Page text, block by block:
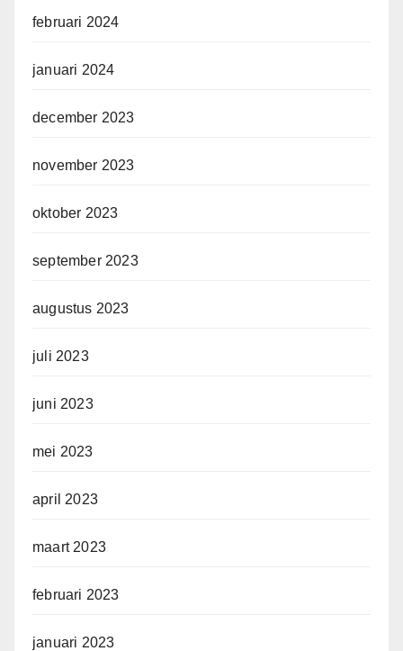
februari 2024
januari 2024
december 2023
november 2023
oktober 2023
september 2023
augustus 2023
juli 2023
juni 2023
mei 2023
april 2023
maart 2023
februari 2023
januari 2023